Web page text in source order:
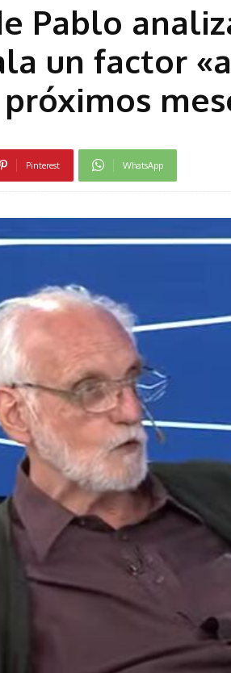
Pablo
un factor
Pinterest WhatsApp